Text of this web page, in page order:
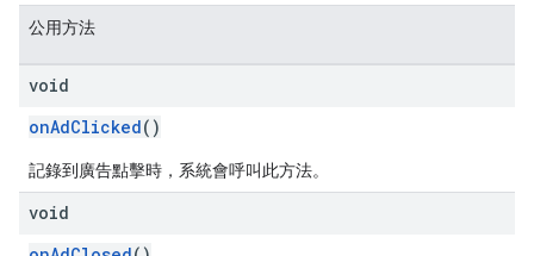
公用方法
void
onAdClicked()
記錄到廣告點擊時，系統會呼叫此方法。
void